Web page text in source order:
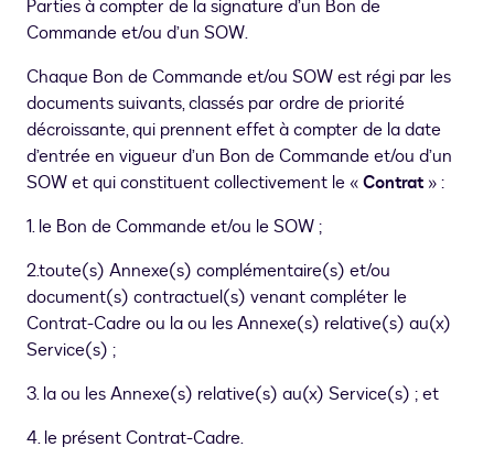
Parties à compter de la signature d’un Bon de
Commande et/ou d’un SOW.
Chaque Bon de Commande et/ou SOW est régi par les
documents suivants, classés par ordre de priorité
décroissante, qui prennent effet à compter de la date
d’entrée en vigueur d’un Bon de Commande et/ou d’un
SOW et qui constituent collectivement le «Contrat » :
1. le Bon de Commande et/ou le SOW ;
2.toute(s) Annexe(s) complémentaire(s) et/ou
document(s) contractuel(s) venant compléter le
Contrat-Cadre ou la ou les Annexe(s) relative(s) au(x)
Service(s) ;
3. la ou les Annexe(s) relative(s) au(x) Service(s) ; et
4. le présent Contrat-Cadre.